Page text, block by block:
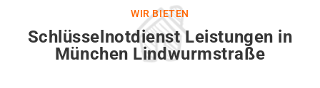
WIR BIETEN
Schlüsselnotdienst Leistungen in
München Lindwurmstraße